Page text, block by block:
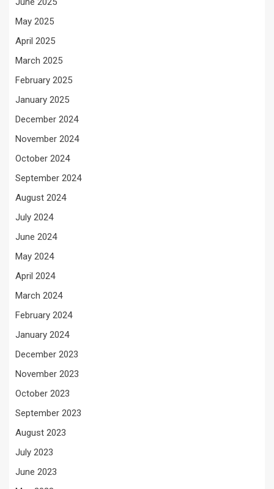
May 2025
April 2025
March 2025
February 2025
January 2025
December 2024
November 2024
October 2024
September 2024
August 2024
July 2024
June 2024
May 2024
April 2024
March 2024
February 2024
January 2024
December 2023
November 2023
October 2023
September 2023
August 2023
July 2023
June 2023